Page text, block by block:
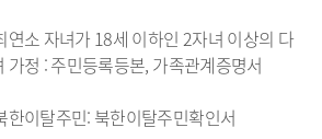
연소 자녀가 18세 이하인 2자녀 이상의 다
가정 : 주민등록등본, 가족관계증명서
한이탈주민: 북한이탈주민확인서